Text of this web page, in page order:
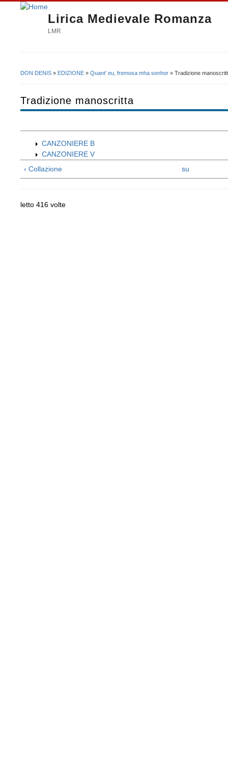
Lirica Medievale Romanza
LMR
DON DENIS » EDIZIONE » Quant' eu, fremosa mha senhor » Tradizione
Tradizione manoscritta
CANZONIERE B
CANZONIERE V
‹ Collazione
su
letto 416 volte